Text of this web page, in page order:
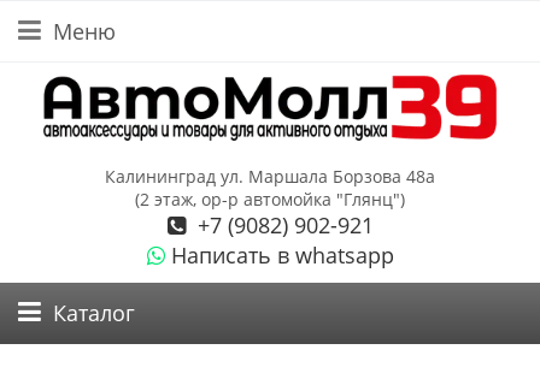
Меню
Калининград ул. Маршала Борзова 48а
(2 этаж, ор-р автомойка "Глянц")
+7 (9082) 902-921
Написать в whatsapp
Каталог